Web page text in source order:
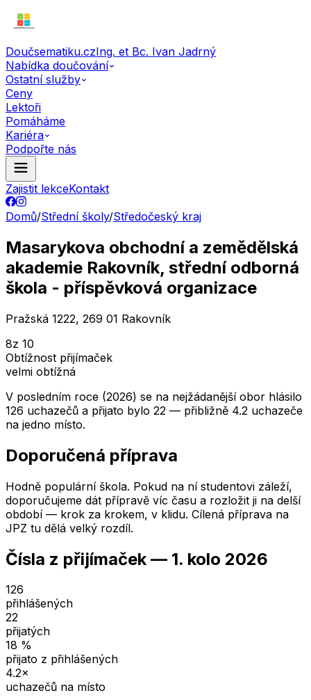
Doučsematiku.czIng. et Bc. Ivan Jadrný
Nabídka doučování
Ostatní služby
Ceny
Lektoři
Pomáháme
Kariéra
Podpořte nás
Zajistit lekceKontakt
Domů/Střední školy/Středočeský kraj
Masarykova obchodní a zemědělská
akademie Rakovník, střední odborná
škola - příspěvková organizace
Pražská 1222, 269 01 Rakovník
8z 10
Obtížnost přijímaček
velmi obtížná
V posledním roce (2026) se na nejžádanější obor hlásilo
126 uchazečů a přijato bylo 22 — přibližně 4.2 uchazeče
na jedno místo.
Doporučená příprava
Hodně populární škola. Pokud na ní studentovi záleží,
doporučujeme dát přípravě víc času a rozložit ji na delší
období — krok za krokem, v klidu. Cílená příprava na
JPZ tu dělá velký rozdíl.
Čísla z přijímaček — 1. kolo 2026
126
přihlášených
22
přijatých
18 %
přijato z přihlášených
4.2×
uchazečů na místo